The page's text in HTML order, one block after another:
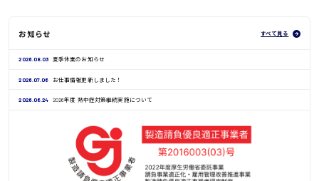
お知らせ すべて見る
2026.08.03 夏季休業のお知らせ
2026.07.06 お仕事情報更新しました！
2026.06.24 2026年度 熱中症対策継続実施について